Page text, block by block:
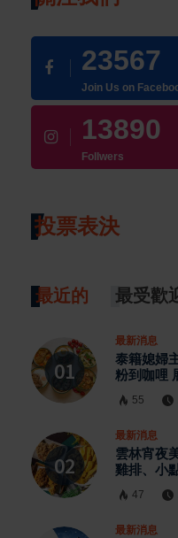
23567
Join Us on
13890
Follwers
投票表決
最近的 最受歡
最新消息
泰籍媳婦
粉到咖哩
55
最新消息
雲林宵夜
雞排、小
47
最新消息